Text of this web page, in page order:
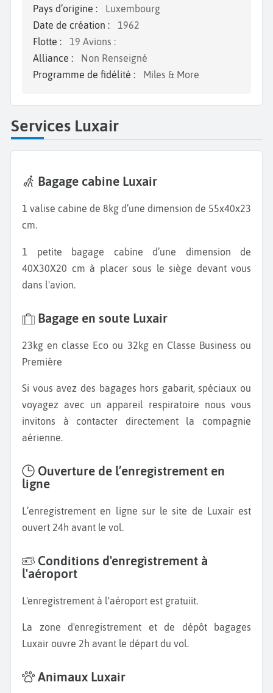
Pays d’origine :
Luxembourg
Date de création :
1962
Flotte :
19 Avions :
Alliance :
Non Renseigné
Programme de fidélité :
Miles & More
Services Luxair
Bagage cabine Luxair
1 valise cabine de 8kg d’une dimension de 55x40x23
cm.
1 petite bagage cabine d’une dimension de
40X30X20 cm à placer sous le siège devant vous
dans l'avion.
Bagage en soute Luxair
23kg en classe Eco ou 32kg en Classe Business ou
Première
Si vous avez des bagages hors gabarit, spéciaux ou
voyagez avec un appareil respiratoire nous vous
invitons à contacter directement la compagnie
aérienne.
Ouverture de l’enregistrement en
ligne
L’enregistrement en ligne sur le site de Luxair est
ouvert 24h avant le vol.
Conditions d'enregistrement à
l'aéroport
L'enregistrement à l'aéroport est gratuiit.
La zone d'enregistrement et de dépôt bagages
Luxair ouvre 2h avant le départ du vol.
Animaux Luxair